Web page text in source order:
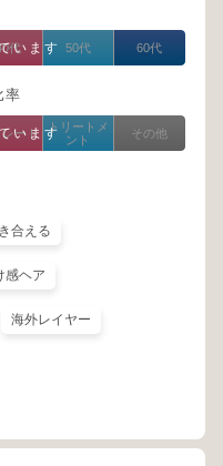
います
代 50代 60代
率
います
ート
トリートメ
ント
その他
合える
感ヘア
海外レイヤー